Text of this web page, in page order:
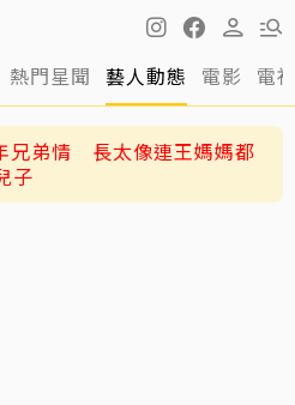
熱門星聞 藝人動態 電影 電
弟情 長太像連王媽媽都
子
」長大了！正臉曝光 網